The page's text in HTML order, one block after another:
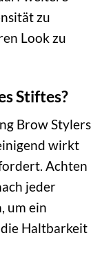
zu
Look zu
Stiftes?
Brow Stylers
wirkt
Achten
jeder
um ein
Haltbarkeit